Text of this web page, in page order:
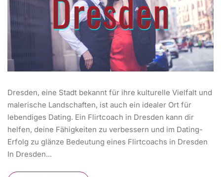
Dresden, eine Stadt bekannt für ihre kulturelle Vielfalt und
malerische Landschaften, ist auch ein idealer Ort für
lebendiges Dating. Ein Flirtcoach in Dresden kann dir
helfen, deine Fähigkeiten zu verbessern und im Dating-
Erfolg zu glänze Bedeutung eines Flirtcoachs in Dresden
In Dresden...